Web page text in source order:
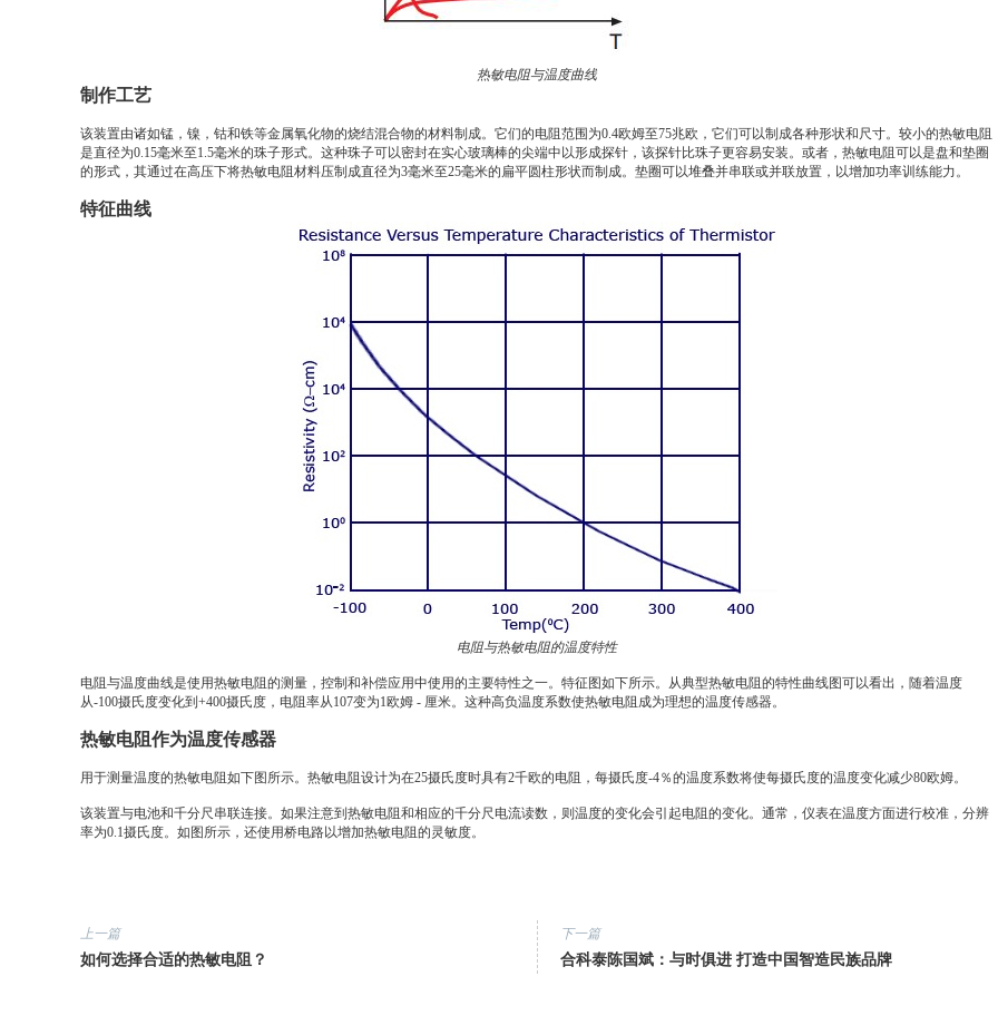
热敏电阻与温度曲线
制作工艺
该装置由诸如锰，镍，钴和铁等金属氧化物的烧结混合物的材料制成。它们的电阻范围为0.4欧姆至75兆欧，它们可以制成各种形状和尺寸。较小的热敏电阻
是直径为0.15毫米至1.5毫米的珠子形式。这种珠子可以密封在实心玻璃棒的尖端中以形成探针，该探针比珠子更容易安装。或者，热敏电阻可以是盘和垫圈
的形式，其通过在高压下将热敏电阻材料压制成直径为3毫米至25毫米的扁平圆柱形状而制成。垫圈可以堆叠并串联或并联放置，以增加功率训练能力。
特征曲线
电阻与热敏电阻的温度特性
电阻与温度曲线是使用热敏电阻的测量，控制和补偿应用中使用的主要特性之一。特征图如下所示。从典型热敏电阻的特性曲线图可以看出，随着温度
从-100摄氏度变化到+400摄氏度，电阻率从107变为1欧姆 - 厘米。这种高负温度系数使热敏电阻成为理想的温度传感器。
热敏电阻作为温度传感器
用于测量温度的热敏电阻如下图所示。热敏电阻设计为在25摄氏度时具有2千欧的电阻，每摄氏度-4％的温度系数将使每摄氏度的温度变化减少80欧姆。
该装置与电池和千分尺串联连接。如果注意到热敏电阻和相应的千分尺电流读数，则温度的变化会引起电阻的变化。通常，仪表在温度方面进行校准，分辨
率为0.1摄氏度。如图所示，还使用桥电路以增加热敏电阻的灵敏度。
上一篇
如何选择合适的热敏电阻？
下一篇
合科泰陈国斌：与时俱进 打造中国智造民族品牌